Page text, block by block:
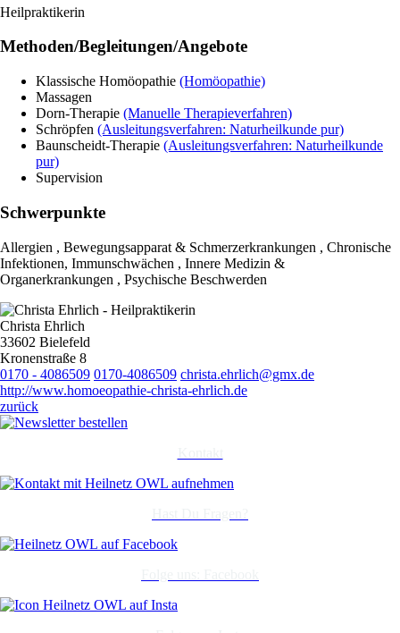
Heilpraktikerin
Methoden/Begleitungen/Angebote
Klassische Homöopathie (Homöopathie)
Massagen
Dorn-Therapie (Manuelle Therapieverfahren)
Schröpfen (Ausleitungsverfahren: Naturheilkunde pur)
Baunscheidt-Therapie (Ausleitungsverfahren: Naturheilkunde
pur)
Supervision
Schwerpunkte
Allergien , Bewegungsapparat & Schmerzerkrankungen , Chronische
Infektionen, Immunschwächen , Innere Medizin &
Organerkrankungen , Psychische Beschwerden
Christa Ehrlich
33602 Bielefeld
Kronenstraße 8
0170 - 4086509 0170-4086509 christa.ehrlich@gmx.de
http://www.homoeopathie-christa-ehrlich.de
zurück